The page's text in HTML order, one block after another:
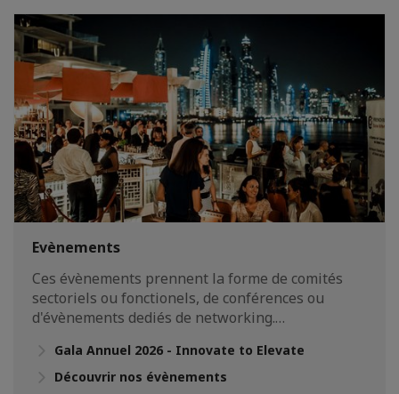
Evènements
Ces évènements prennent la forme de comités
sectoriels ou fonctionels, de conférences ou
d'évènements dediés de networking.…
Gala Annuel 2026 - Innovate to Elevate
Découvrir nos évènements